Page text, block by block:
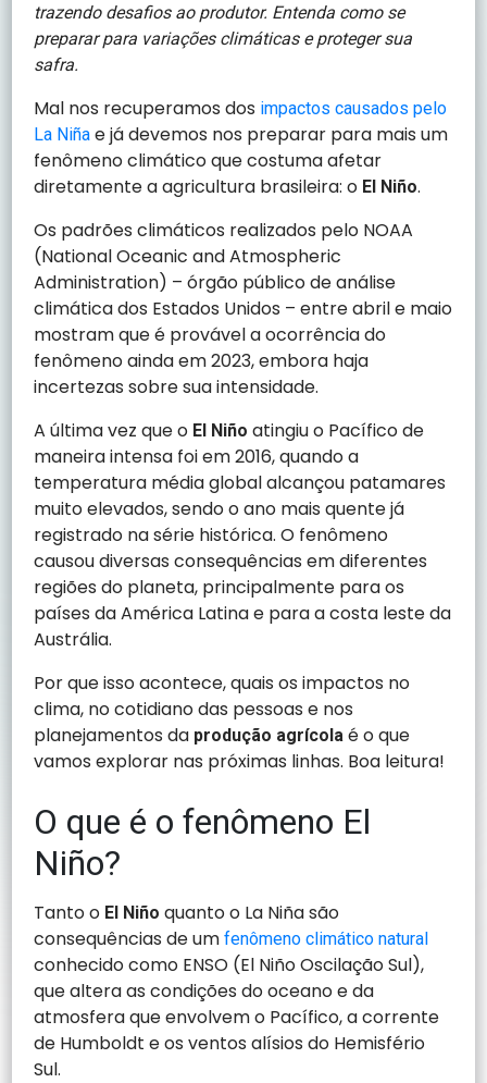
trazendo desafios ao produtor. Entenda como se
preparar para variações climáticas e proteger sua
safra.
Mal nos recuperamos dos impactos causados pelo
La Niña e já devemos nos preparar para mais um
fenômeno climático que costuma afetar
diretamente a agricultura brasileira: o El Niño.
Os padrões climáticos realizados pelo NOAA
(National Oceanic and Atmospheric
Administration) – órgão público de análise
climática dos Estados Unidos – entre abril e maio
mostram que é provável a ocorrência do
fenômeno ainda em 2023, embora haja
incertezas sobre sua intensidade.
A última vez que o El Niño atingiu o Pacífico de
maneira intensa foi em 2016, quando a
temperatura média global alcançou patamares
muito elevados, sendo o ano mais quente já
registrado na série histórica. O fenômeno
causou diversas consequências em diferentes
regiões do planeta, principalmente para os
países da América Latina e para a costa leste da
Austrália.
Por que isso acontece, quais os impactos no
clima, no cotidiano das pessoas e nos
planejamentos da produção agrícola é o que
vamos explorar nas próximas linhas. Boa leitura!
O que é o fenômeno El
Niño?
Tanto o El Niño quanto o La Niña são
consequências de umfenômeno climático natural
conhecido como ENSO (El Niño Oscilação Sul),
que altera as condições do oceano e da
atmosfera que envolvem o Pacífico, a corrente
de Humboldt e os ventos alísios do Hemisfério
Sul.